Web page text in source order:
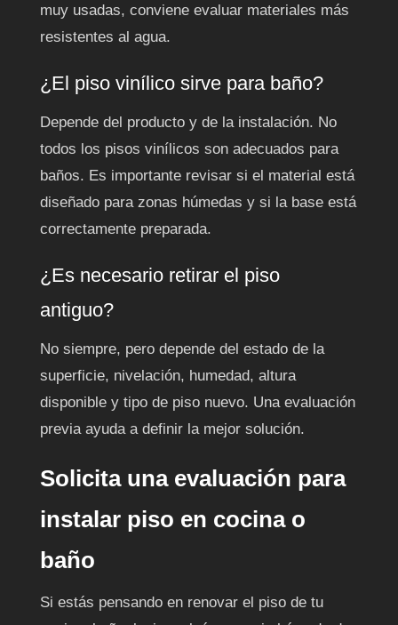
muy usadas, conviene evaluar materiales más
resistentes al agua.
¿El piso vinílico sirve para baño?
Depende del producto y de la instalación. No
todos los pisos vinílicos son adecuados para
baños. Es importante revisar si el material está
diseñado para zonas húmedas y si la base está
correctamente preparada.
¿Es necesario retirar el piso
antiguo?
No siempre, pero depende del estado de la
superficie, nivelación, humedad, altura
disponible y tipo de piso nuevo. Una evaluación
previa ayuda a definir la mejor solución.
Solicita una evaluación para
instalar piso en cocina o
baño
Si estás pensando en renovar el piso de tu